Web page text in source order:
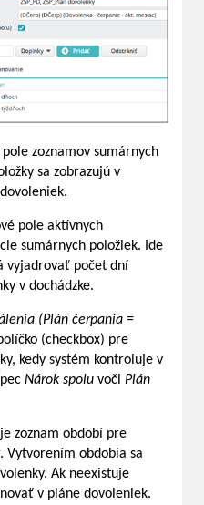
zoznamov sumárnych
sa zobrazujú v
pole aktívnych
sumárnych položiek. Ide
vyjadrovať počet dní
v dochádzke.
(Plán čerpania =
(checkbox) pre
kedy systém kontroluje v
Nárok spolu voči Plán
zoznam období pre
. Vytvorením obdobia sa
Ak neexistuje
v pláne dovoleniek.